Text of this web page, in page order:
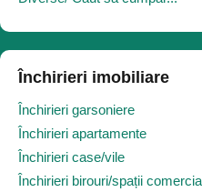
Închirieri imobiliare
Închirieri garsoniere
Închirieri apartamente
Închirieri case/vile
Închirieri birouri/spații